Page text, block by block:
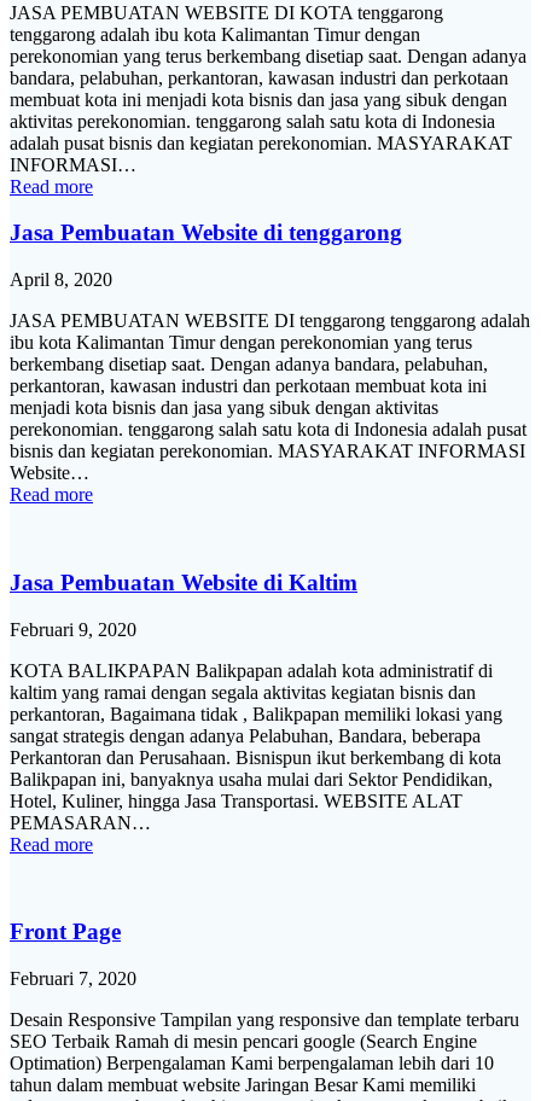
JASA PEMBUATAN WEBSITE DI KOTA tenggarong
tenggarong adalah ibu kota Kalimantan Timur dengan
perekonomian yang terus berkembang disetiap saat. Dengan adanya
bandara, pelabuhan, perkantoran, kawasan industri dan perkotaan
membuat kota ini menjadi kota bisnis dan jasa yang sibuk dengan
aktivitas perekonomian. tenggarong salah satu kota di Indonesia
adalah pusat bisnis dan kegiatan perekonomian. MASYARAKAT
INFORMASI…
Read more
Jasa Pembuatan Website di tenggarong
April 8, 2020
JASA PEMBUATAN WEBSITE DI tenggarong tenggarong adalah
ibu kota Kalimantan Timur dengan perekonomian yang terus
berkembang disetiap saat. Dengan adanya bandara, pelabuhan,
perkantoran, kawasan industri dan perkotaan membuat kota ini
menjadi kota bisnis dan jasa yang sibuk dengan aktivitas
perekonomian. tenggarong salah satu kota di Indonesia adalah pusat
bisnis dan kegiatan perekonomian. MASYARAKAT INFORMASI
Website…
Read more
Jasa Pembuatan Website di Kaltim
Februari 9, 2020
KOTA BALIKPAPAN Balikpapan adalah kota administratif di
kaltim yang ramai dengan segala aktivitas kegiatan bisnis dan
perkantoran, Bagaimana tidak , Balikpapan memiliki lokasi yang
sangat strategis dengan adanya Pelabuhan, Bandara, beberapa
Perkantoran dan Perusahaan. Bisnispun ikut berkembang di kota
Balikpapan ini, banyaknya usaha mulai dari Sektor Pendidikan,
Hotel, Kuliner, hingga Jasa Transportasi. WEBSITE ALAT
PEMASARAN…
Read more
Front Page
Februari 7, 2020
Desain Responsive Tampilan yang responsive dan template terbaru
SEO Terbaik Ramah di mesin pencari google (Search Engine
Optimation) Berpengalaman Kami berpengalaman lebih dari 10
tahun dalam membuat website Jaringan Besar Kami memiliki